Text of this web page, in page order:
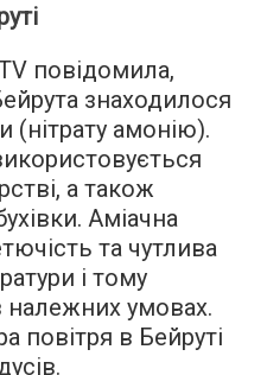
повідомила,
знаходилося
(нітрату амонію).
а також
Аміачна
та чутлива
і тому
належних умовах.
повітря в Бейруті